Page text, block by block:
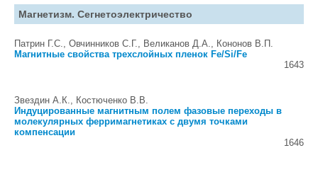
Магнетизм. Сегнетоэлектричество
Патрин Г.С., Овчинников С.Г., Великанов Д.А., Кононов В.П.
Магнитные свойства трехслойных пленок Fe/Si/Fe
1643
Звездин А.К., Костюченко В.В.
Индуцированные магнитным полем фазовые переходы в
молекулярных ферримагнетиках с двумя точками
компенсации
1646